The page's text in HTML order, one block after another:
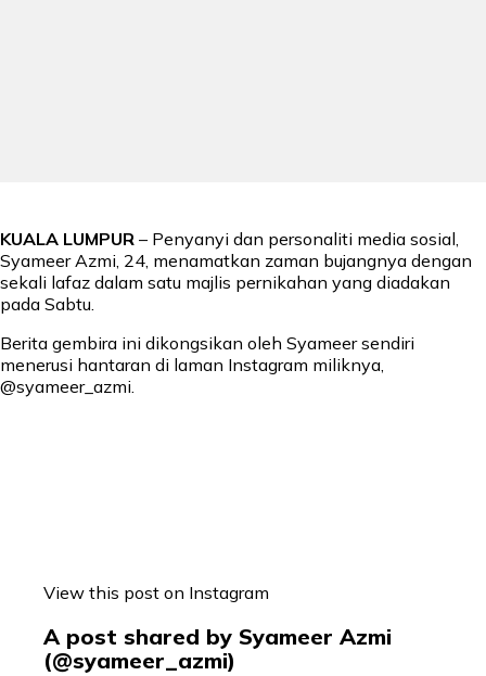
KUALA LUMPUR – Penyanyi dan personaliti media sosial,
Syameer Azmi, 24, menamatkan zaman bujangnya dengan
sekali lafaz dalam satu majlis pernikahan yang diadakan
pada Sabtu.
Berita gembira ini dikongsikan oleh Syameer sendiri
menerusi hantaran di laman Instagram miliknya,
@syameer_azmi.
View this post on Instagram
A post shared by Syameer Azmi
(@syameer_azmi)